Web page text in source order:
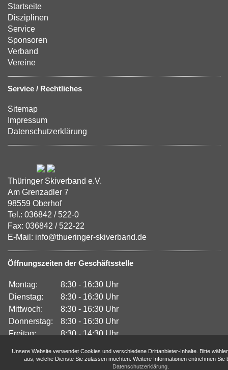
Startseite
Disziplinen
Service
Sponsoren
Verband
Vereine
Service / Rechtliches
Sitemap
Impressum
Datenschutzerklärung
Thüringer Skiverband e.V.
Am Grenzadler 7
98559 Oberhof
Tel.: 036842 / 522-0
Fax: 036842 / 522-22
E-Mail: info@thueringer-skiverband.de
Öffnungszeiten der Geschäftsstelle
Montag:
8:30 - 16:30 Uhr
Dienstag:
8:30 - 16:30 Uhr
Mittwoch:
8:30 - 16:30 Uhr
Donnerstag:
8:30 - 16:30 Uhr
Freitag:
8:30 - 14:30 Uhr
Unsere Website verwendet Cookies und verschiedene Drittanbieter-Inhalte. Bitte
aus, welche Dienste Sie zulassen möchten. Weitere Informationen entnehmen Sie
Datenschutzerklärung.